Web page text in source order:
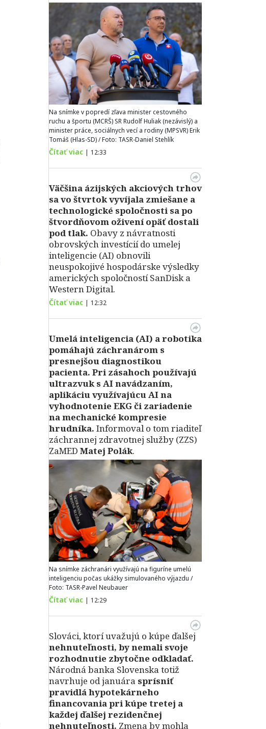
Na snímke v popredí zľava minister cestovného
ruchu a športu (MCRŠ) SR Rudolf Huliak (nezávislý) a
minister práce, sociálnych vecí a rodiny (MPSVR) Erik
Tomáš (Hlas-SD) / Foto: TASR-Daniel Stehlík
Čítať viac | 12:33
Väčšina ázijských akciových trhov
sa vo štvrtok vyvíjala zmiešane a
technologické spoločnosti sa po
štvordňovom oživení opäť dostali
pod tlak. Obavy z návratnosti
obrovských investícií do umelej
inteligencie (AI) obnovili
neuspokojivé hospodárske výsledky
amerických spoločností SanDisk a
Western Digital.
Čítať viac | 12:32
Umelá inteligencia (AI) a robotika
pomáhajú záchranárom s
presnejšou diagnostikou
pacienta. Pri zásahoch používajú
ultrazvuk s AI navádzaním,
aplikáciu využívajúcu AI na
vyhodnotenie EKG či zariadenie
na mechanické kompresie
hrudníka. Informoval o tom riaditeľ
záchrannej zdravotnej služby (ZZS)
ZaMED Matej Polák.
Na snímke záchranári využívajú na figuríne umelú
inteligenciu počas ukážky simulovaného výjazdu /
Foto: TASR-Pavel Neubauer
Čítať viac | 12:29
Slováci, ktorí uvažujú o kúpe ďalšej
nehnuteľnosti, by nemali svoje
rozhodnutie zbytočne odkladať.
Národná banka Slovenska totiž
navrhuje od januára sprísniť
pravidlá hypotekárneho
financovania pri kúpe tretej a
každej ďalšej rezidenčnej
nehnuteľnosti. Zmena by mohla